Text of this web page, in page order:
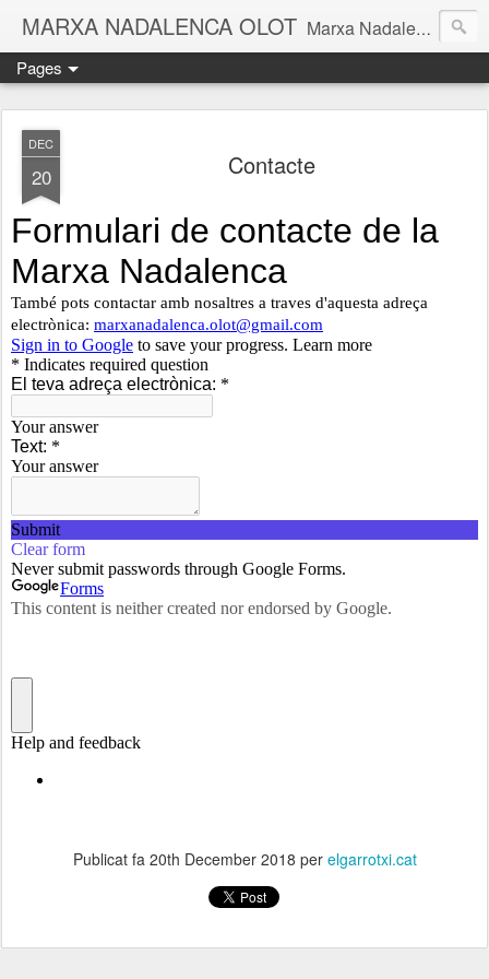
MARXA NADALENCA OLOT Marxa Nadalenca d'Olot
Pages
DEC
20 Contacte
Publicat fa 20th December 2018 per elgarrotxi.cat